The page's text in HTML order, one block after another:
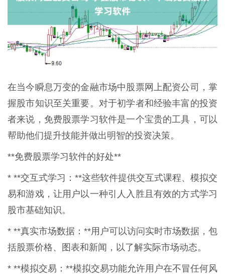
在当今瞬息万变的金融市场中股票网上配资公司，掌
握股市知识至关重要。对于初学者和经验丰富的投资
者来说，免费股票学习软件是一个宝贵的工具，可以
帮助他们提升技能并做出明智的投资决策。
**免费股票学习软件的好处**
* **交互式学习：**这些软件提供交互式课程、模拟交
易和游戏，让用户以一种引人入胜且有效的方式学习
股市基础知识。
* **真实市场数据：**用户可以访问实时市场数据，包
括股票价格、图表和新闻，以了解实际市场动态。
* **模拟交易：**模拟交易功能允许用户在不冒任何风